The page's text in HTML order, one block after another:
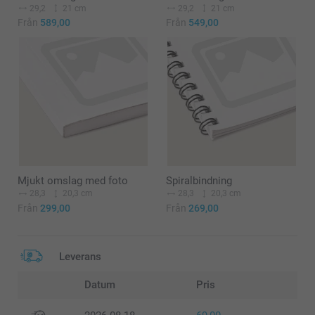
29,2 21 cm
Från 589,00
29,2 21 cm
Från 549,00
Mjukt omslag med foto
28,3 20,3 cm
Från 299,00
Spiralbindning
28,3 20,3 cm
Från 269,00
Leverans
Datum Pris